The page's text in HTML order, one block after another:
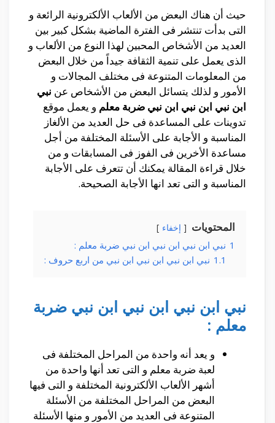
حيث أن هناك البعض من الألعاب الألكترونية الرائعة و
التى بدأت تنتشر فى الفترة الماضية بشكل كبير بين
العديد من الأشخاص المحبين لهذا النوع من الألعاب و
الذى يعمل على تنمية الثقافة جيداً من خلال البعض
من المعلومات المتنوعة فى مختلف المجالات و
الأمور و لذلك يتسائل البعض من الأشخاص عن نبي
ابن نبي ابن نبي ابن نبي ضربة معلم و يعمل موقع
تدوينات على المساعدة فى حل العديد من الألغاز
المناسبة و الأجابة على الأسئلة المختلفة من أجل
مساعدة الأخرين فى الفوز فى المسابقات و من
خلال قراءة المقالة يمكنك أن تتعرف على الأجابة
المناسبة و التى تعد انها الأجابة الصحيحة.
المحتويات إخفاء
1 نبي ابن نبي ابن نبي ابن نبي ضربة معلم :
1.1 نبي ابن نبي ابن نبي ابن نبي من اربع حروف :
نبي ابن نبي ابن نبي ابن نبي ضربة
معلم :
و يعد أنه واحدة من المراحل المختلفة فى
لعبة ضربة معلم و التى تعد أنها واحدة من
أشهر الألعاب الألكترونية المختلفة و التى فيها
البعض من المراحل المختلفة من الأسئلة
المتنوعة فى العديد من الأمور و منها الأسئلة